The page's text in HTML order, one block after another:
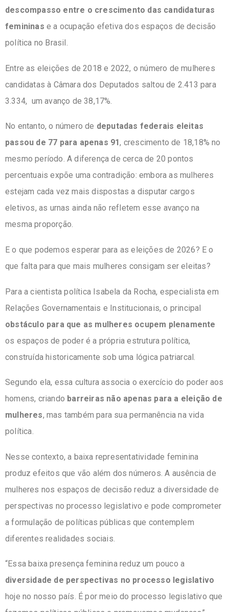
descompasso entre o crescimento das candidaturas
femininas e a ocupação efetiva dos espaços de decisão
política no Brasil.
Entre as eleições de 2018 e 2022, o número de mulheres
candidatas à Câmara dos Deputados saltou de 2.413 para
3.334, um avanço de 38,17%.
No entanto, o número de deputadas federais eleitas
passou de 77 para apenas 91, crescimento de 18,18% no
mesmo período. A diferença de cerca de 20 pontos
percentuais expõe uma contradição: embora as mulheres
estejam cada vez mais dispostas a disputar cargos
eletivos, as urnas ainda não refletem esse avanço na
mesma proporção.
E o que podemos esperar para as eleições de 2026? E o
que falta para que mais mulheres consigam ser eleitas?
Para a cientista política Isabela da Rocha, especialista em
Relações Governamentais e Institucionais, o principal
obstáculo para que as mulheres ocupem plenamente
os espaços de poder é a própria estrutura política,
construída historicamente sob uma lógica patriarcal.
Segundo ela, essa cultura associa o exercício do poder aos
homens, criando barreiras não apenas para a eleição de
mulheres, mas também para sua permanência na vida
política.
Nesse contexto, a baixa representatividade feminina
produz efeitos que vão além dos números. A ausência de
mulheres nos espaços de decisão reduz a diversidade de
perspectivas no processo legislativo e pode comprometer
a formulação de políticas públicas que contemplem
diferentes realidades sociais.
“Essa baixa presença feminina reduz um pouco a
diversidade de perspectivas no processo legislativo
hoje no nosso país. É por meio do processo legislativo que